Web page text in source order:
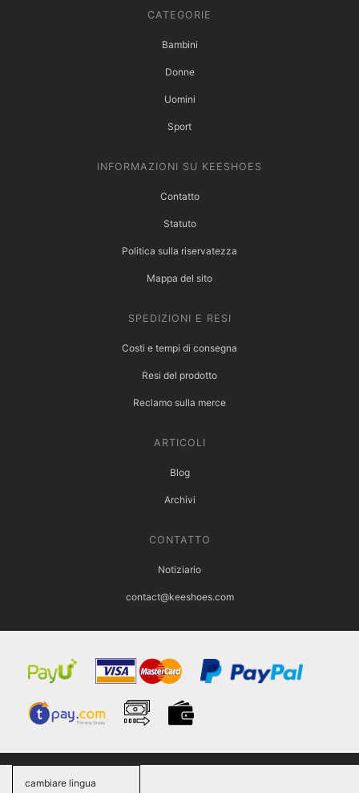
CATEGORIE
Bambini
Donne
Uomini
Sport
INFORMAZIONI SU KEESHOES
Contatto
Statuto
Politica sulla riservatezza
Mappa del sito
SPEDIZIONI E RESI
Costi e tempi di consegna
Resi del prodotto
Reclamo sulla merce
ARTICOLI
Blog
Archivi
CONTATTO
Notiziario
contact@keeshoes.com
cambiare lingua